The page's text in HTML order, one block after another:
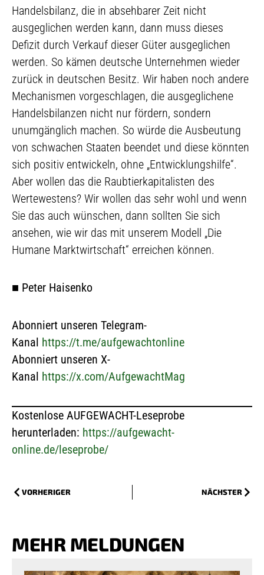
Handelsbilanz, die in absehbarer Zeit nicht
ausgeglichen werden kann, dann muss dieses
Defizit durch Verkauf dieser Güter ausgeglichen
werden. So kämen deutsche Unternehmen wieder
zurück in deutschen Besitz. Wir haben noch andere
Mechanismen vorgeschlagen, die ausgeglichene
Handelsbilanzen nicht nur fördern, sondern
unumgänglich machen. So würde die Ausbeutung
von schwachen Staaten beendet und diese könnten
sich positiv entwickeln, ohne „Entwicklungshilfe“.
Aber wollen das die Raubtierkapitalisten des
Wertewestens? Wir wollen das sehr wohl und wenn
Sie das auch wünschen, dann sollten Sie sich
ansehen, wie wir das mit unserem Modell „Die
Humane Marktwirtschaft“ erreichen können.
■ Peter Haisenko
Abonniert unseren Telegram-
Kanal https://t.me/aufgewachtonline
Abonniert unseren X-
Kanal https://x.com/AufgewachtMag
Kostenlose AUFGEWACHT-Leseprobe
herunterladen: https://aufgewacht-
online.de/leseprobe/
VORHERIGER NÄCHSTER
MEHR MELDUNGEN